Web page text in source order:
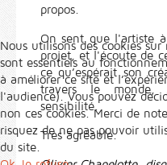
propos.
On sent que l'artiste
projet, et l'écoute de
ce qu’espérait son
travers le monde,
sensibilité.
Très agréable.
Nous utilisons des cookies
sont essentiels au
à améliorer ce site et
l'audience). Vous pouvez
non ces cookies. Merci de
risquez de ne pas pouvoir
du site.